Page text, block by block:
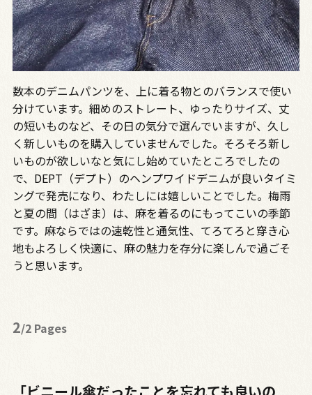
数本のデニムパンツを、上に着る物とのバランスで使い
分けています。細めのストレート、ゆったりサイズ、丈
の短いものなど、その日の気分で選んでいますが、久し
く新しいものを購入していませんでした。そろそろ新し
いものが欲しいなと気にし始めていたところでしたの
で、DEPT（デプト）のヘンプワイドデニムが良いタイミ
ングで発売になり、わたしには嬉しいことでした。梅雨
と夏の間（はざま）は、麻を着るのにもってこいの季節
です。麻ならではの速乾性と通気性、てろてろと穿き心
地もよろしく快適に、麻の魅力を存分に楽しんで過ごそ
うと思います。
2/2 Pages